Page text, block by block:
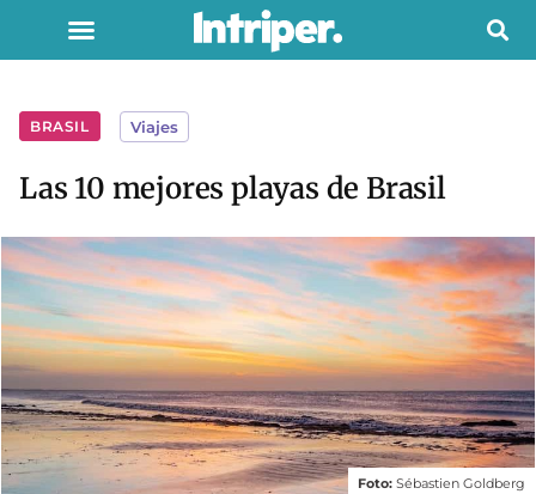
BRASIL Viajes
Las 10 mejores playas de Brasil
Foto: Sébastien Goldberg